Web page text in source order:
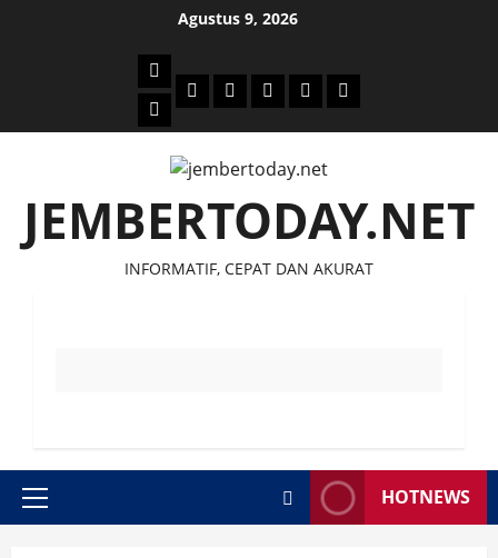
Agustus 9, 2026
Beranda
News
PolitikOtomotifEkonomiSosialtentang
JEMBERTODAY.NET
INFORMATIF, CEPAT DAN AKURAT
Primary
HOTNEWS